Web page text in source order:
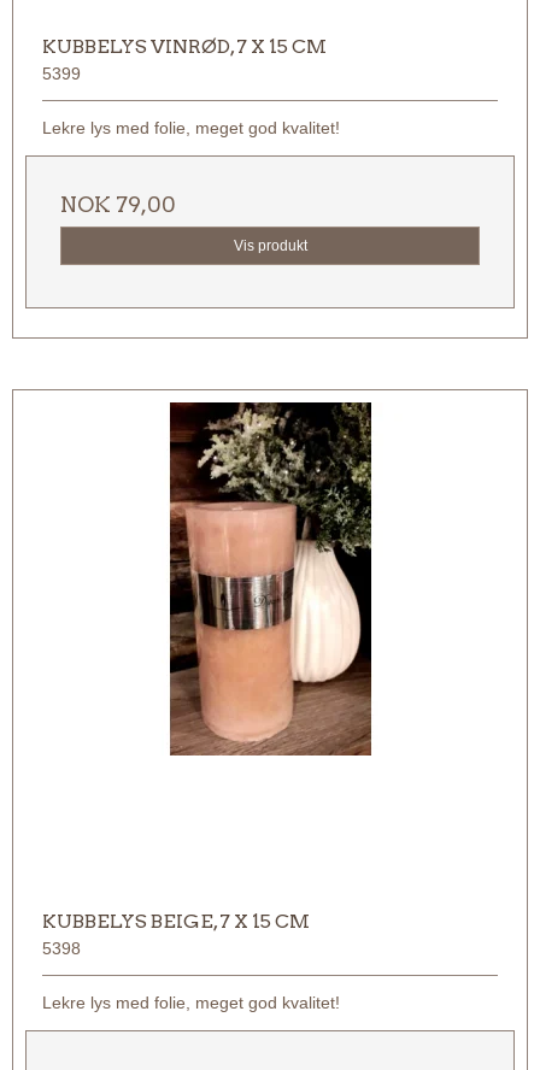
KUBBELYS VINRØD, 7 X 15 CM
5399
Lekre lys med folie, meget god kvalitet!
NOK 79,00
Vis produkt
KUBBELYS BEIGE, 7 X 15 CM
5398
Lekre lys med folie, meget god kvalitet!